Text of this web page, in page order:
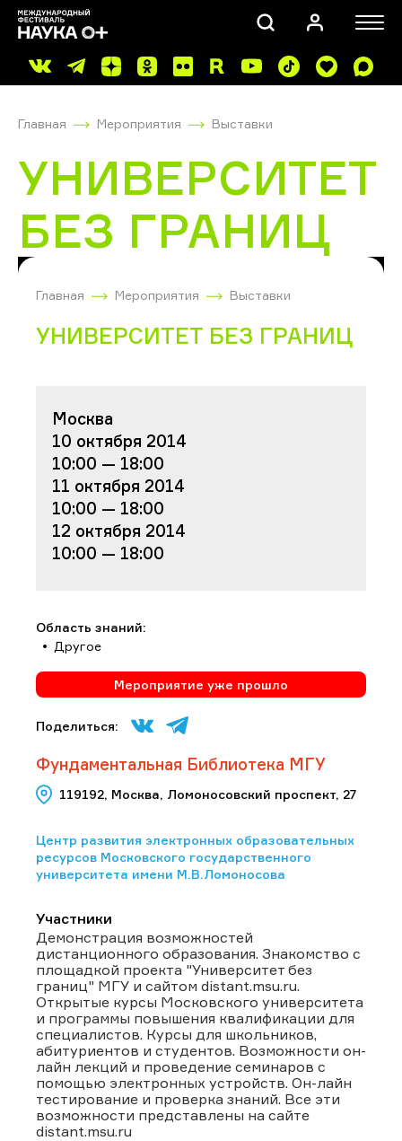
ПОИСК
Главная Мероприятия Выставки
УНИВЕРСИТЕТ
БЕЗ ГРАНИЦ
Главная Мероприятия Выставки
УНИВЕРСИТЕТ БЕЗ ГРАНИЦ
Москва
10 октября 2014
10:00 — 18:00
11 октября 2014
10:00 — 18:00
12 октября 2014
10:00 — 18:00
Область знаний:
Другое
Мероприятие уже прошло
Поделиться:
Фундаментальная Библиотека МГУ
119192, Москва, Ломоносовский проспект, 27
Центр развития электронных образовательных
ресурсов Московского государственного
университета имени М.В.Ломоносова
Участники
Демонстрация возможностей
дистанционного образования. Знакомство с
площадкой проекта "Университет без
границ" МГУ и сайтом distant.msu.ru.
Открытые курсы Московского университета
и программы повышения квалификации для
специалистов. Курсы для школьников,
абитуриентов и студентов. Возможности он-
лайн лекций и проведение семинаров с
помощью электронных устройств. Он-лайн
тестирование и проверка знаний. Все эти
возможности представлены на сайте
distant.msu.ru